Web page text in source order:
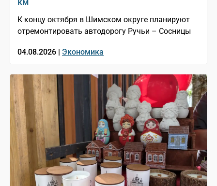
К концу октября в Шимском округе планируют
отремонтировать автодорогу Ручьи – Сосницы
04.08.2026 | Экономика